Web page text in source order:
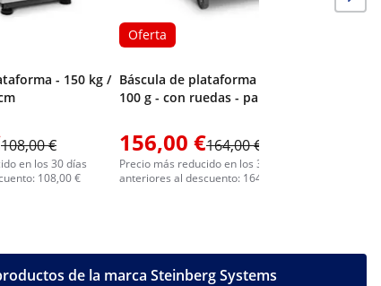
- 150 kg /
108,00 €
en los 30 días
108,00 €
Oferta
Báscula de plataforma - 600 kg /
100 g - con ruedas - pantalla LED
156,00 €164,00 €
Precio más reducido en los 30 días
anteriores al descuento: 164,00 €
de la marca Steinberg Systems